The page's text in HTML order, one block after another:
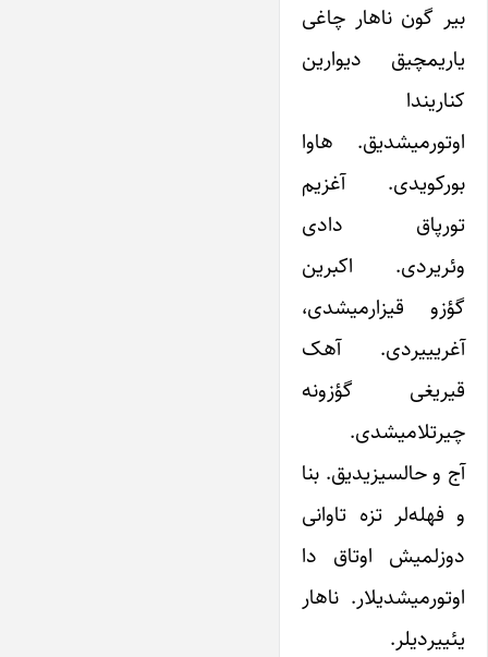
بیر گون ناهار چاغی
یاریمچیق دیوارین
کناریندا
اوتورمیشدیق. هاوا
بورکویدی. آغزیم
تورپاق دادی
وئریردی. اکبرین
گؤزو قیزارمیشدی،
آغریییردی. آهک
قیریغی گؤزونه
چیرتلامیشدی.
آج و حالسیزیدیق. بنا
و فهله‌لر تزه تاوانی
دوزلمیش اوتاق دا
اوتورمیشدیلار. ناهار
یئییردیلر.